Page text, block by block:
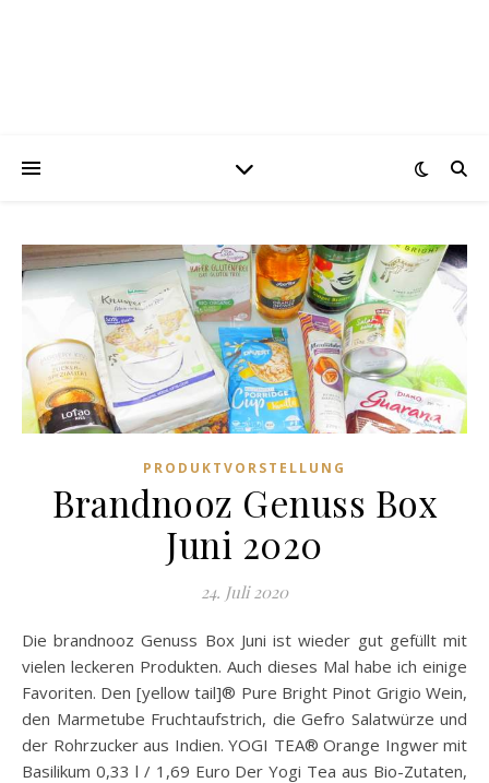
PRODUKTVORSTELLUNG
Brandnooz Genuss Box
Juni 2020
24. Juli 2020
Die brandnooz Genuss Box Juni ist wieder gut gefüllt mit
vielen leckeren Produkten. Auch dieses Mal habe ich einige
Favoriten. Den [yellow tail]® Pure Bright Pinot Grigio Wein,
den Marmetube Fruchtaufstrich, die Gefro Salatwürze und
der Rohrzucker aus Indien. YOGI TEA® Orange Ingwer mit
Basilikum 0,33 l / 1,69 Euro Der Yogi Tea aus Bio-Zutaten,